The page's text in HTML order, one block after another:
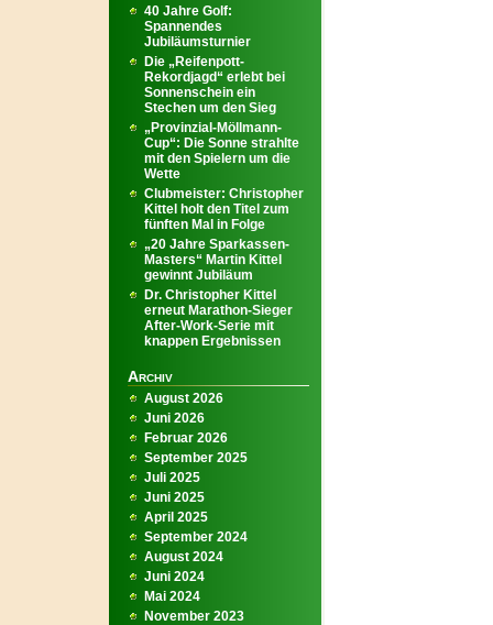
40 Jahre Golf:
Spannendes
Jubiläumsturnier
Die „Reifenpott-
Rekordjagd“ erlebt bei
Sonnenschein ein
Stechen um den Sieg
„Provinzial-Möllmann-
Cup“: Die Sonne strahlte
mit den Spielern um die
Wette
Clubmeister: Christopher
Kittel holt den Titel zum
fünften Mal in Folge
„20 Jahre Sparkassen-
Masters“ Martin Kittel
gewinnt Jubiläum
Dr. Christopher Kittel
erneut Marathon-Sieger
After-Work-Serie mit
knappen Ergebnissen
Archiv
August 2026
Juni 2026
Februar 2026
September 2025
Juli 2025
Juni 2025
April 2025
September 2024
August 2024
Juni 2024
Mai 2024
November 2023